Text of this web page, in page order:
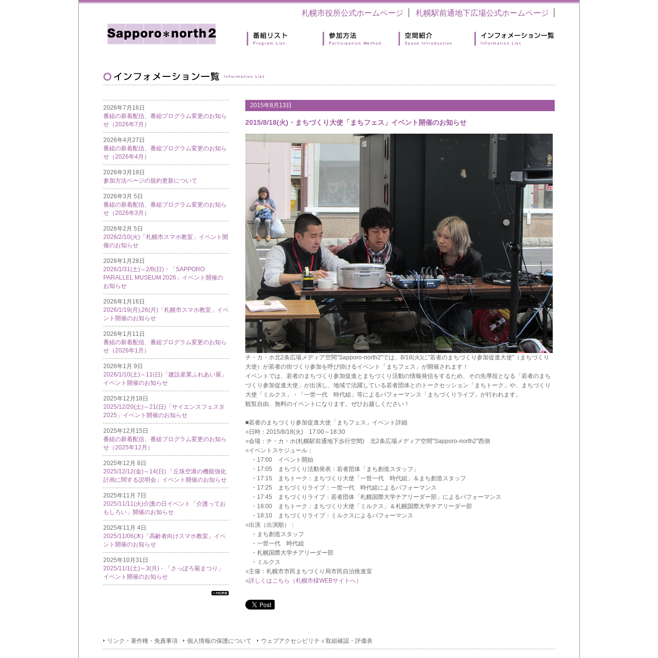
札幌市役所公式ホームページ 札幌駅前通地下広場公式ホームページ
2026年7月16日
番組の新着配信、番組プログラム変更のお知ら
せ（2026年7月）
2026年4月27日
番組の新着配信、番組プログラム変更のお知ら
せ（2026年4月）
2026年3月19日
参加方法ページの規約更新について
2026年3月 5日
番組の新着配信、番組プログラム変更のお知ら
せ（2026年3月）
2026年2月 5日
2026/2/10(火)「札幌市スマホ教室」イベント開
催のお知らせ
2026年1月28日
2026/1/31(土)～2/8(日)・「SAPPORO
PARALLEL MUSEUM 2026」イベント開催の
お知らせ
2026年1月16日
2026/1/19(月),26(月)「札幌市スマホ教室」イベ
ント開催のお知らせ
2026年1月11日
番組の新着配信、番組プログラム変更のお知ら
せ（2026年1月）
2026年1月 9日
2026/1/10(土)～11(日)「建設産業ふれあい展」
イベント開催のお知らせ
2025年12月18日
2025/12/20(土)～21(日)「サイエンスフェスタ
2025」イベント開催のお知らせ
2025年12月15日
番組の新着配信、番組プログラム変更のお知ら
せ（2025年12月）
2025年12月 8日
2025/12/12(金)～14(日) 「丘珠空港の機能強化
計画に関する説明会」イベント開催のお知らせ
2025年11月 7日
2025/11/11(火)介護の日イベント「介護ってお
もしろい」開催のお知らせ
2025年11月 4日
2025/11/06(木)「高齢者向けスマホ教室」イベ
ント開催のお知らせ
2025年10月31日
2025/11/1(土)～3(月)・「さっぽろ菊まつり」
イベント開催のお知らせ
ショ
ン一
2015年8月13日
2015/8/18(火)・まちづくり大使「まちフェス」イベント開催のお知らせ
チ・カ・ホ北2条広場メディア空間"Sapporo-north2"では、8/18(火)に"若者のまちづくり参加促進大使"（まちづくり
大使）が若者の街づくり参加を呼び掛けるイベント「まちフェス」が開催されます！
イベントでは、若者のまちづくり参加促進とまちづくり活動の情報発信をするため、その先導役となる「若者のまち
づくり参加促進大使」が出演し、地域で活躍している若者団体とのトークセッション「まちトーク」や、まちづくり
大使「ミルクス」・「一世一代 時代組」等によるパフォーマンス「まちづくりライブ」が行われます。
観覧自由、無料のイベントになります。ぜひお越しください！
■若者のまちづくり参加促進大使「まちフェス」イベント詳細
○日時：2015/8/18(火) 17:00～18:30
○会場：チ・カ・ホ(札幌駅前通地下歩行空間) 北2条広場メディア空間"Sapporo-north2"西側
○イベントスケジュール：
・17:00 イベント開始
・17:05 まちづくり活動発表：若者団体「まち創造スタッフ」
・17:15 まちトーク：まちづくり大使「一世一代 時代組」＆まち創造スタッフ
・17:25 まちづくりライブ：一世一代 時代組によるパフォーマンス
・17:45 まちづくりライブ：若者団体「札幌国際大学チアリーダー部」によるパフォーマンス
・18:00 まちトーク：まちづくり大使「ミルクス」＆札幌国際大学チアリーダー部
・18:10 まちづくりライブ：ミルクスによるパフォーマンス
○出演（出演順）：
・まち創造スタッフ
・一世一代 時代組
・札幌国際大学チアリーダー部
・ミルクス
○主催：札幌市市民まちづくり局市民自治推進室
○詳しくはこちら（札幌市様WEBサイトへ）
リンク・著作権・免責事項 個人情報の保護について ウェブアクセシビリティ取組確認・評価表